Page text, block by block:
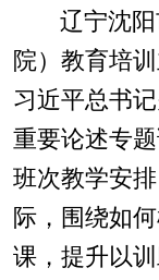
辽宁沈
院）教育培
习近平总书
重要论述专
班次教学安
际，围绕如
课，提升以训